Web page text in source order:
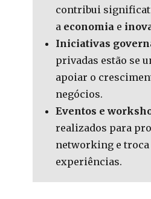
contribui
a economia e
Iniciativas
privadas estão se
apoiar o
negócios.
Eventos e
realizados para
networking e troca
experiências.